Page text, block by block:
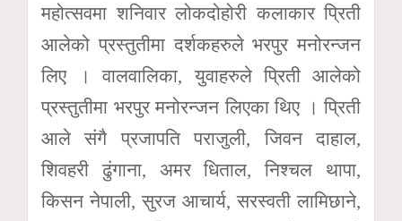
महोत्सवमा शनिवार लोकदोहोरी कलाकार प्रिती
आलेको प्रस्तुतीमा दर्शकहरुले भरपुर मनोरन्जन
लिए । वालवालिका, युवाहरुले प्रिती आलेको
प्रस्तुतीमा भरपुर मनोरन्जन लिएका थिए । प्रिती
आले संगै प्रजापति पराजुली, जिवन दाहाल,
शिवहरी ढुंगाना, अमर धिताल, निश्चल थापा,
किसन नेपाली, सुरज आचार्य, सरस्वती लामिछाने,